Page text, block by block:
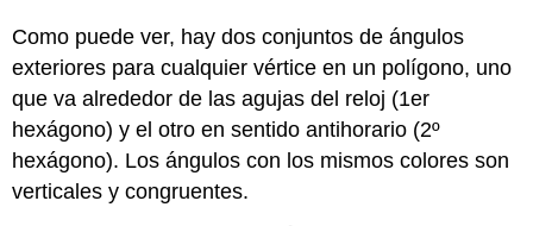
Como puede ver, hay dos conjuntos de ángulos
exteriores para cualquier vértice en un polígono, uno
que va alrededor de las agujas del reloj (1er
hexágono) y el otro en sentido antihorario (2º
hexágono). Los ángulos con los mismos colores son
verticales y congruentes.